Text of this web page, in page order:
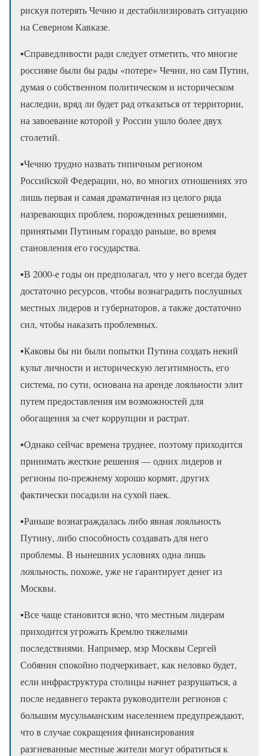
рискуя потерять Чечню и дестабилизировать ситуацию
на Северном Кавказе.
▪️Справедливости ради следует отметить, что многие
россияне были бы рады «потере» Чечни, но сам Путин,
думая о собственном политическом и историческом
наследии, вряд ли будет рад отказаться от территории,
на завоевание которой у России ушло более двух
столетий.
▪️Чечню трудно назвать типичным регионом
Российской Федерации, но, во многих отношениях это
лишь первая и самая драматичная из целого ряда
назревающих проблем, порожденных решениями,
принятыми Путиным гораздо раньше, во время
становления его государства.
▪️В 2000-е годы он предполагал, что у него всегда будет
достаточно ресурсов, чтобы вознаградить послушных
местных лидеров и губернаторов, а также достаточно
сил, чтобы наказать проблемных.
▪️Каковы бы ни были попытки Путина создать некий
культ личности и историческую легитимность, его
система, по сути, основана на аренде лояльности элит
путем предоставления им возможностей для
обогащения за счет коррупции и растрат.
▪️Однако сейчас времена труднее, поэтому приходится
принимать жесткие решения — одних лидеров и
регионы по-прежнему хорошо кормят, других
фактически посадили на сухой паек.
▪️Раньше вознаграждалась либо явная лояльность
Путину, либо способность создавать для него
проблемы. В нынешних условиях одна лишь
лояльность, похоже, уже не гарантирует денег из
Москвы.
▪️Все чаще становится ясно, что местным лидерам
приходится угрожать Кремлю тяжелыми
последствиями. Например, мэр Москвы Сергей
Собянин спокойно подчеркивает, как неловко будет,
если инфраструктура столицы начнет разрушаться, а
после недавнего теракта руководители регионов с
большим мусульманским населением предупреждают,
что в случае сокращения финансирования
разгневанные местные жители могут обратиться к